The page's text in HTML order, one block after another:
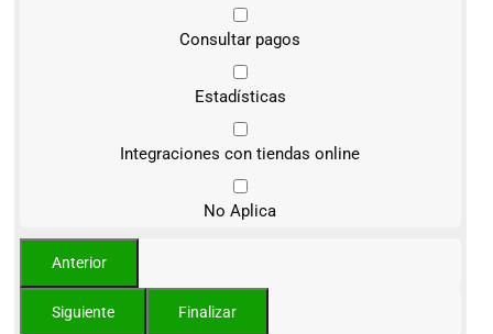
Consultar pagos
Estadísticas
Integraciones con tiendas online
No Aplica